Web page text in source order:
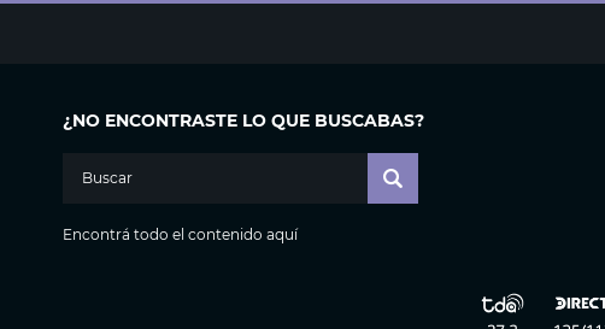
¿NO ENCONTRASTE LO QUE BUSCABAS?
Encontrá todo el contenido aquí